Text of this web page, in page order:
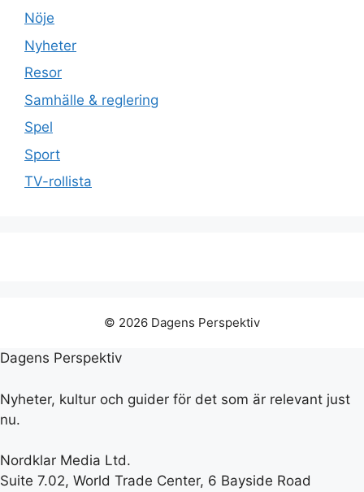
Nöje
Nyheter
Resor
Samhälle & reglering
Spel
Sport
TV-rollista
© 2026 Dagens Perspektiv
Dagens Perspektiv
Nyheter, kultur och guider för det som är relevant just
nu.
Nordklar Media Ltd.
Suite 7.02, World Trade Center, 6 Bayside Road